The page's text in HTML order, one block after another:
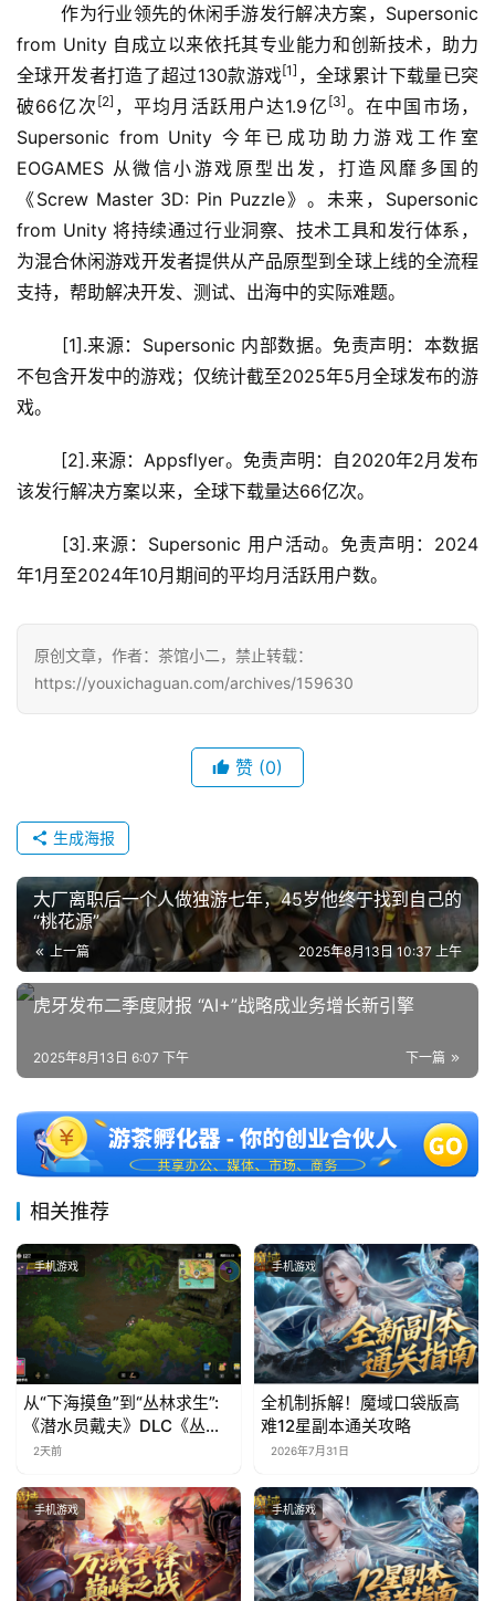
	作为行业领先的休闲手游发行解决方案，Supersonic
from Unity 自成立以来依托其专业能力和创新技术，助力
全球开发者打造了超过130款游戏[1] ，全球累计下载量已突
破66亿次 [2] ，平均月活跃用户达1.9亿 [3]。在中国市场，
Supersonic from Unity 今年已成功助力游戏工作室
EOGAMES 从微信小游戏原型出发，打造风靡多国的
《Screw Master 3D: Pin Puzzle》。未来，Supersonic
from Unity 将持续通过行业洞察、技术工具和发行体系，
为混合休闲游戏开发者提供从产品原型到全球上线的全流程
支持，帮助解决开发、测试、出海中的实际难题。
不包含开发中的游戏；仅统计截至2025年5月全球发布的游
戏。
该发行解决方案以来，全球下载量达66亿次。
年1月至2024年10月期间的平均月活跃用户数。
原创文章，作者：茶馆小二，禁止转载：
https://youxichaguan.com/archives/159630
赞 (0)
生成海报
大厂离职后一个人做独游七年，45岁他终于找到自己的
“桃花源”
上一篇 2025年8月13日 10:37 上午
虎牙发布二季度财报 “AI+”战略成业务增长新引擎
下一篇
2025年8月13日 6:07 下午
相关推荐
手机游戏
从“下海摸鱼”到“丛林求生”:
《潜水员戴夫》DLC《丛
林》移动端定档8月14日
2天前
手机游戏
全机制拆解！魔域口袋版高
难12星副本通关攻略
2026年7月31日
手机游戏 手机游戏